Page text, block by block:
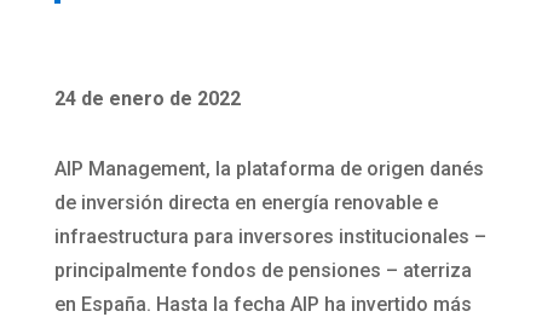
24 de enero de 2022
AIP Management, la plataforma de origen danés
de inversión directa en energía renovable e
infraestructura para inversores institucionales –
principalmente fondos de pensiones – aterriza
en España. Hasta la fecha AIP ha invertido más